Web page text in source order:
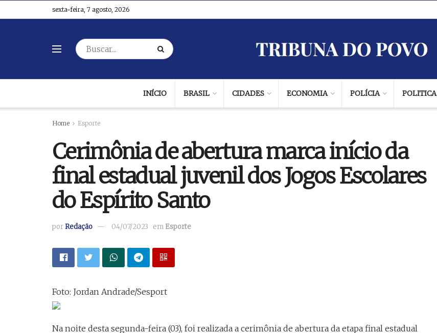
sexta-feira, 7 agosto, 2026
INÍCIO BRASIL CIDADES ECONOMIA POLÍCIA POLITICA
Home Esporte
Cerimônia de abertura marca início da
final estadual juvenil dos Jogos Escolares
do Espírito Santo
porRedação 04/07/2023 emEsporte
Foto: Jordan Andrade/Sesport
Na noite desta segunda-feira (03), foi realizada a cerimônia de abertura da etapa final estadual